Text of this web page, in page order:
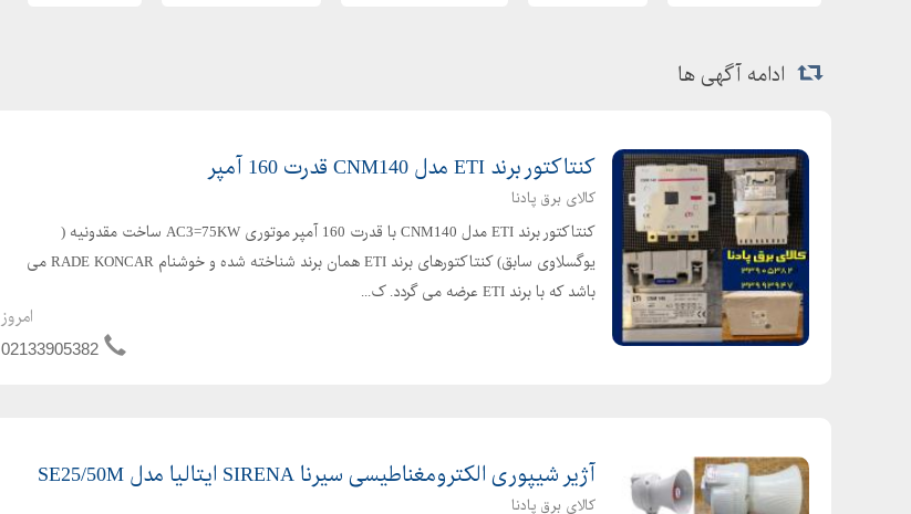
ادامه آگهی ها
کنتاکتور برند ETI مدل CNM140 قدرت 160 آمپر
کالای برق پادنا
کنتاکتور برند ETI مدل CNM140 با قدرت 160 آمپر موتوری AC3=75KW ساخت مقدونیه (
یوگسلاوی سابق) کنتاکتورهای برند ETI همان برند شناخته شده و خوشنام RADE KONCAR می
باشد که با برند ETI عرضه می گردد. ک...
امروز
02133905382
آژیر شیپوری الکترومغناطیسی سیرنا SIRENA ایتالیا مدل SE25/50M
کالای برق پادنا